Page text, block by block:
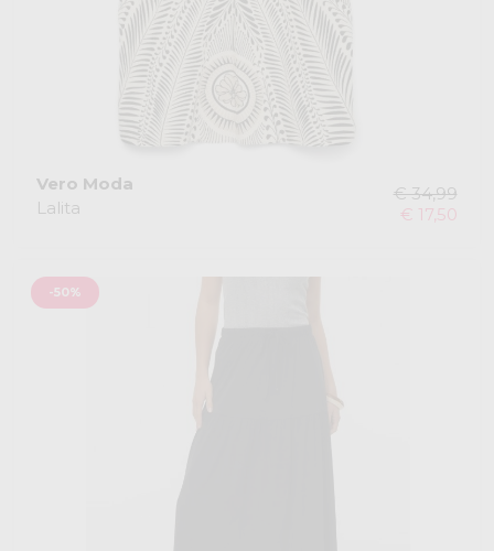
Vero Moda
Lalita
€ 34,99
€ 17,50
-50%